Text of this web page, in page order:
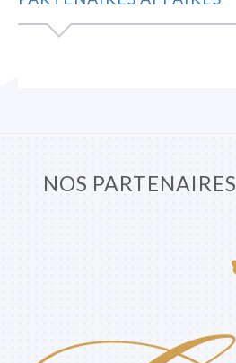
NOS PARTENAIRES